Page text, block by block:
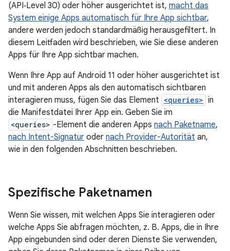
(API‑Level 30) oder höher ausgerichtet ist, macht das
System einige Apps automatisch für Ihre App sichtbar,
andere werden jedoch standardmäßig herausgefiltert. In
diesem Leitfaden wird beschrieben, wie Sie diese anderen
Apps für Ihre App sichtbar machen.
Wenn Ihre App auf Android 11 oder höher ausgerichtet ist
und mit anderen Apps als den automatisch sichtbaren
interagieren muss, fügen Sie das Element <queries> in
die Manifestdatei Ihrer App ein. Geben Sie im
<queries> -Element die anderen Apps nach Paketname,
nach Intent-Signatur oder nach Provider-Autorität an,
wie in den folgenden Abschnitten beschrieben.
Spezifische Paketnamen
Wenn Sie wissen, mit welchen Apps Sie interagieren oder
welche Apps Sie abfragen möchten, z. B. Apps, die in Ihre
App eingebunden sind oder deren Dienste Sie verwenden,